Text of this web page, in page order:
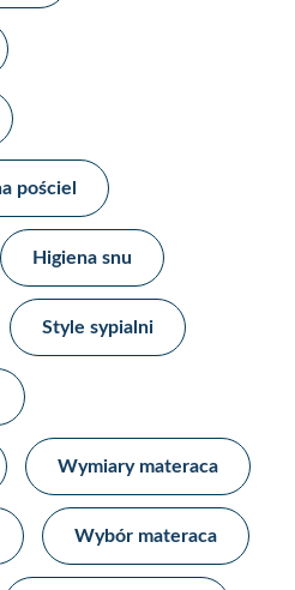
pościel​
Higiena snu​
Style sypialni​
Wymiary materaca
Wybór materaca